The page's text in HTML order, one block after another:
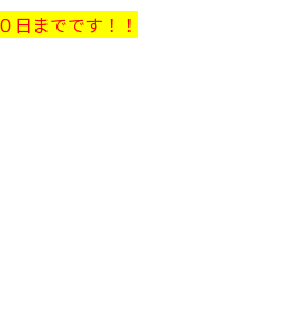
日までです！！